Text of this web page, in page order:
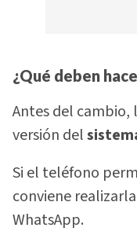
¿Qué deben
Antes del cambio,
versión del
Si el teléfono
conviene
WhatsApp.